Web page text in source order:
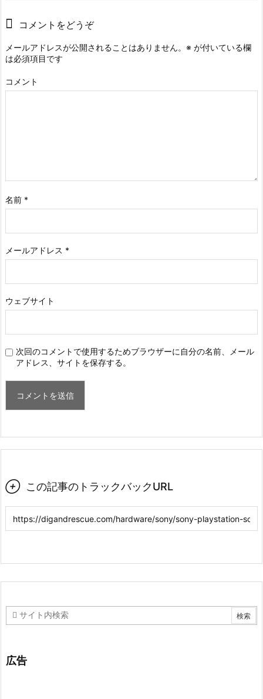
コメントをどうぞ
メールアドレスが公開されることはありません。 ※ が付いている欄
は必須項目です
コメント
名前 *
メールアドレス *
ウェブサイト
次回のコメントで使用するためブラウザーに自分の名前、メール
アドレス、サイトを保存する。
 この記事のトラックバックURL
広告